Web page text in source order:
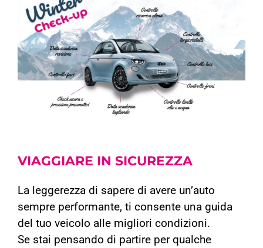
VIAGGIARE IN SICUREZZA
La leggerezza di sapere di avere un’auto
sempre performante, ti consente una guida
del tuo veicolo alle migliori condizioni.
Se stai pensando di partire per qualche